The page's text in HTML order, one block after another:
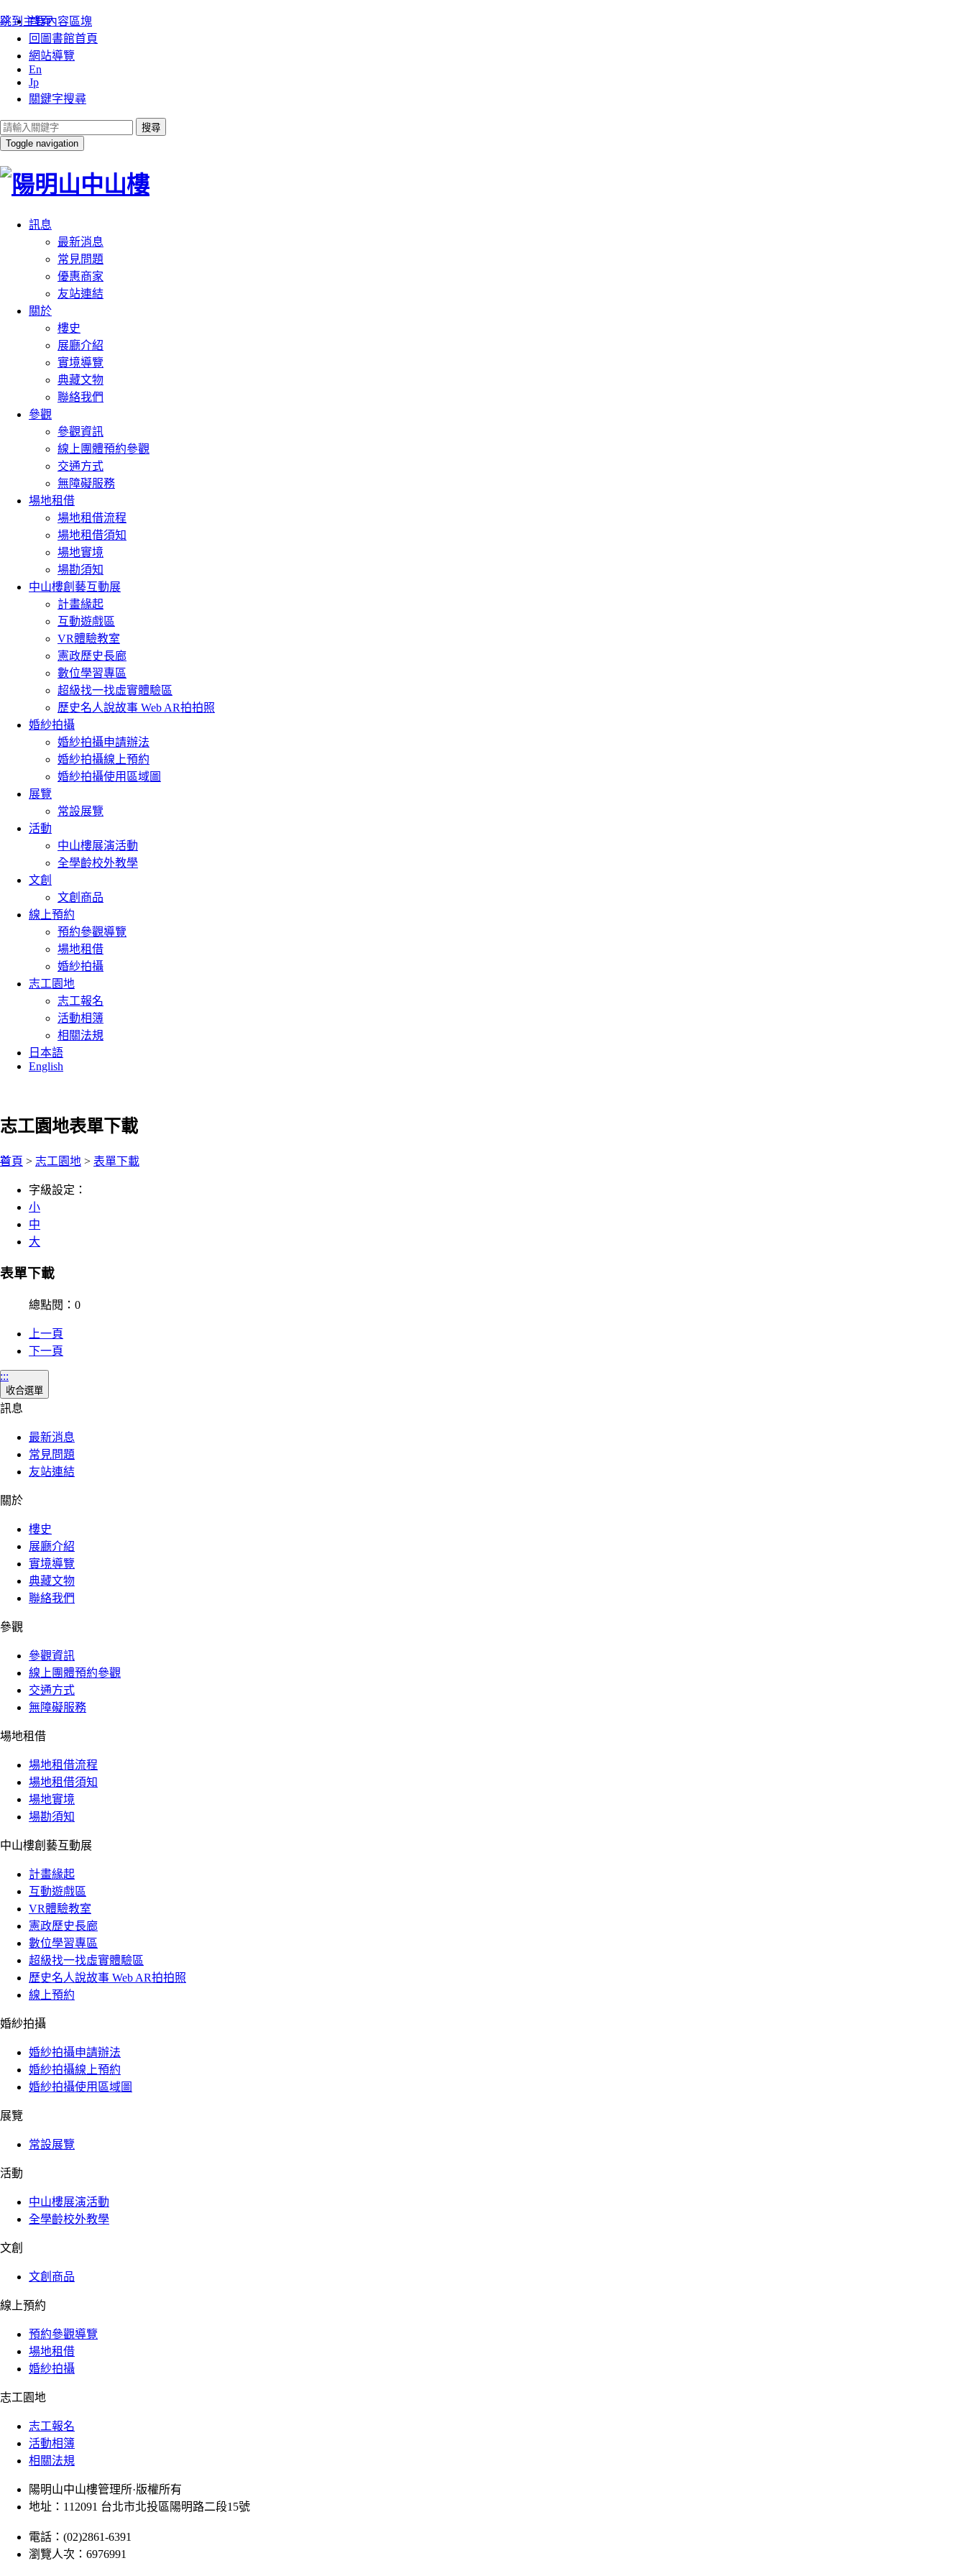
跳到主要內容區塊
:::
首頁
回圖書館首頁
網站導覽
En
Jp
關鍵字搜尋
搜尋
Toggle navigation
訊息
最新消息
常見問題
優惠商家
友站連結
關於
樓史
展廳介紹
實境導覽
典藏文物
聯絡我們
參觀
參觀資訊
線上團體預約參觀
交通方式
無障礙服務
場地租借
場地租借流程
場地租借須知
場地實境
場勘須知
中山樓創藝互動展
計畫緣起
互動遊戲區
VR體驗教室
憲政歷史長廊
數位學習專區
超級找一找虛實體驗區
歷史名人說故事 Web AR拍拍照
婚紗拍攝
婚紗拍攝申請辦法
婚紗拍攝線上預約
婚紗拍攝使用區域圖
展覽
常設展覽
活動
中山樓展演活動
全學齡校外教學
文創
文創商品
線上預約
預約參觀導覽
場地租借
婚紗拍攝
志工園地
志工報名
活動相簿
相關法規
日本語
English
志工園地表單下載
:::
首頁 > 志工園地 > 表單下載
字級設定：
小
中
大
表單下載
總點閱：0
上一頁
下一頁
:::
收合選單
訊息
最新消息
常見問題
友站連結
關於
樓史
展廳介紹
實境導覽
典藏文物
聯絡我們
參觀
參觀資訊
線上團體預約參觀
交通方式
無障礙服務
場地租借
場地租借流程
場地租借須知
場地實境
場勘須知
中山樓創藝互動展
計畫緣起
互動遊戲區
VR體驗教室
憲政歷史長廊
數位學習專區
超級找一找虛實體驗區
歷史名人說故事 Web AR拍拍照
線上預約
婚紗拍攝
婚紗拍攝申請辦法
婚紗拍攝線上預約
婚紗拍攝使用區域圖
展覽
常設展覽
活動
中山樓展演活動
全學齡校外教學
文創
文創商品
線上預約
預約參觀導覽
場地租借
婚紗拍攝
志工園地
志工報名
活動相簿
相關法規
陽明山中山樓管理所·版權所有
地址：112091 台北市北投區陽明路二段15號
電話：(02)2861-6391
瀏覽人次：6976991